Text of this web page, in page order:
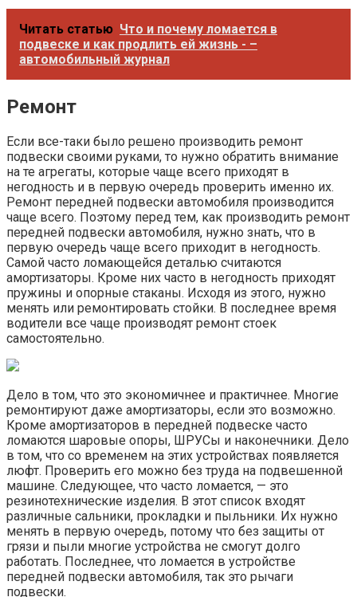
Читать статью Что и почему ломается в
подвеске и как продлить ей жизнь - –
автомобильный журнал
Ремонт
Если все-таки было решено производить ремонт
подвески своими руками, то нужно обратить внимание
на те агрегаты, которые чаще всего приходят в
негодность и в первую очередь проверить именно их.
Ремонт передней подвески автомобиля производится
чаще всего. Поэтому перед тем, как производить ремонт
передней подвески автомобиля, нужно знать, что в
первую очередь чаще всего приходит в негодность.
Самой часто ломающейся деталью считаются
амортизаторы. Кроме них часто в негодность приходят
пружины и опорные стаканы. Исходя из этого, нужно
менять или ремонтировать стойки. В последнее время
водители все чаще производят ремонт стоек
самостоятельно.
Дело в том, что это экономичнее и практичнее. Многие
ремонтируют даже амортизаторы, если это возможно.
Кроме амортизаторов в передней подвеске часто
ломаются шаровые опоры, ШРУСы и наконечники. Дело
в том, что со временем на этих устройствах появляется
люфт. Проверить его можно без труда на подвешенной
машине. Следующее, что часто ломается, — это
резинотехнические изделия. В этот список входят
различные сальники, прокладки и пыльники. Их нужно
менять в первую очередь, потому что без защиты от
грязи и пыли многие устройства не смогут долго
работать. Последнее, что ломается в устройстве
передней подвески автомобиля, так это рычаги
подвески.